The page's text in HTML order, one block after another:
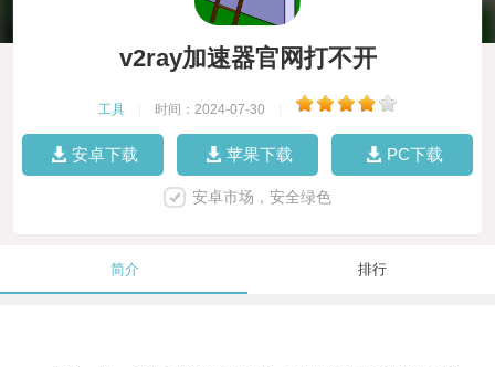
v2ray加速器官网打不开
工具 时间：2024-07-30
安卓下载 苹果下载 PC下载
安卓市场，安全绿色
简介 排行